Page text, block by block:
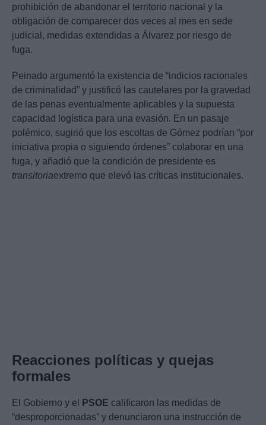
prohibición de abandonar el territorio nacional y la
obligación de comparecer dos veces al mes en sede
judicial, medidas extendidas a Álvarez por riesgo de
fuga.
Peinado argumentó la existencia de “indicios racionales
de criminalidad” y justificó las cautelares por la gravedad
de las penas eventualmente aplicables y la supuesta
capacidad logística para una evasión. En un pasaje
polémico, sugirió que los escoltas de Gómez podrían “por
iniciativa propia o siguiendo órdenes” colaborar en una
fuga, y añadió que la condición de presidente es
transitoriaextremo que elevó las críticas institucionales.
Reacciones políticas y quejas
formales
El Gobierno y el PSOE calificaron las medidas de
“desproporcionadas” y denunciaron una instrucción de